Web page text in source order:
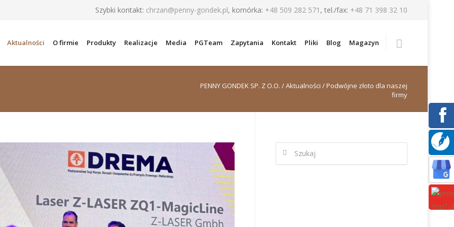
Szybki kontakt: chrzan@penny-gondek.pl, komórka: +48 509 282 571 , tel./fax: +48 71 398 32 10
Aktualności O firmie Produkty Realizacje Media PGTeam Zapytania Kontakt Pliki Blog Magazyn
PENNY GONDEK SP. Z O.O. /Aktualności /Podwójne złoto dla naszej
firmy